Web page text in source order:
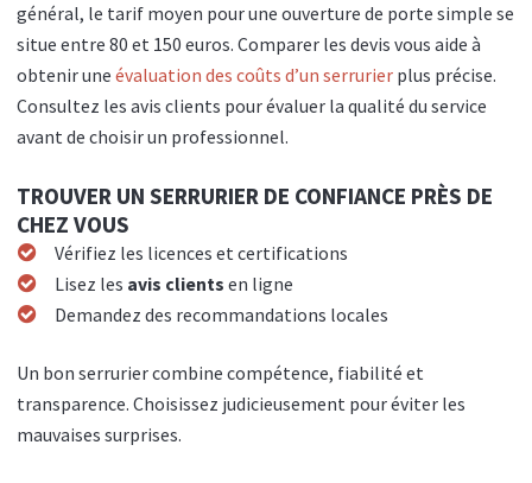
général, le tarif moyen pour une ouverture de porte simple se
situe entre 80 et 150 euros. Comparer les devis vous aide à
obtenir une évaluation des coûts d’un serrurier plus précise.
Consultez les avis clients pour évaluer la qualité du service
avant de choisir un professionnel.
TROUVER UN SERRURIER DE CONFIANCE PRÈS DE
CHEZ VOUS
Vérifiez les licences et certifications
Lisez les avis clients en ligne
Demandez des recommandations locales
Un bon serrurier combine compétence, fiabilité et
transparence. Choisissez judicieusement pour éviter les
mauvaises surprises.